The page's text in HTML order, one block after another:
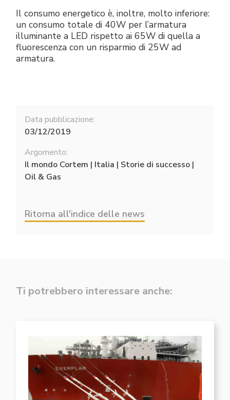
Il consumo energetico è, inoltre, molto inferiore:
un consumo totale di 40W per l’armatura
illuminante a LED rispetto ai 65W di quella a
fluorescenza con un risparmio di 25W ad
armatura.
Data pubblicazione:
03/12/2019
Argomento:
Il mondo Cortem | Italia | Storie di successo |
Oil & Gas
Ritorna all'indice delle news
Ti potrebbero interessare anche: